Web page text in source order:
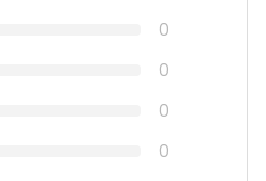
0
0
0
0